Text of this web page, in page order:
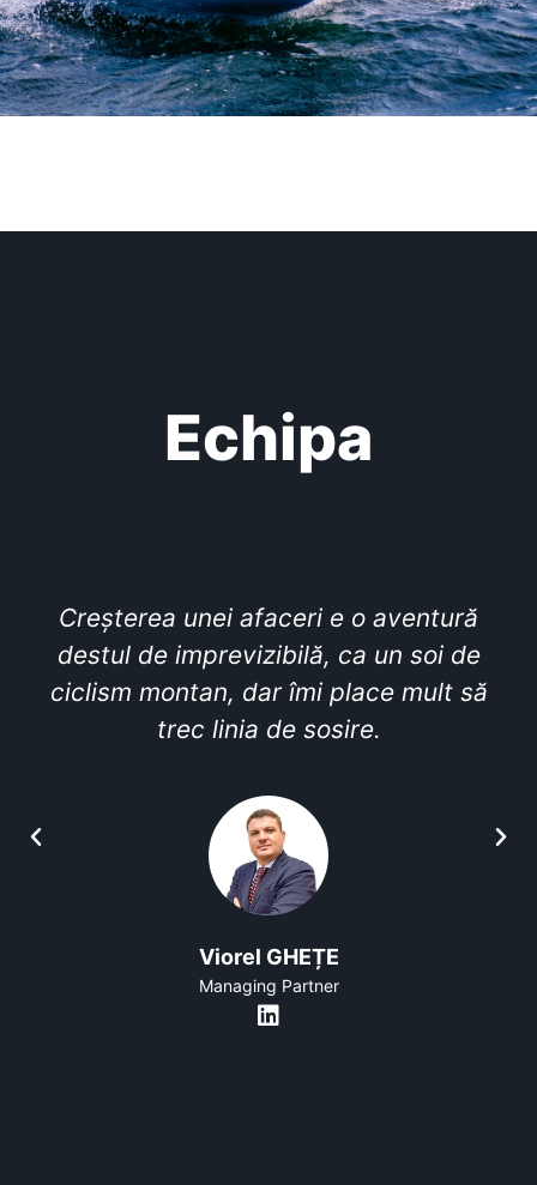
Echipa
Creșterea unei afaceri e o aventură
destul de imprevizibilă, ca un soi de
ciclism montan, dar îmi place mult să
trec linia de sosire.
Viorel GHEȚE
Managing Partner